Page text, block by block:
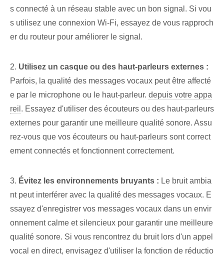
s connecté à un réseau stable avec un bon signal. Si vou
s utilisez une connexion Wi-Fi, essayez de vous rapproch
er du routeur pour améliorer le signal.
2. Utilisez un casque ou des haut-parleurs externes :
Parfois, la qualité des messages vocaux peut être affecté
e par le microphone ou le haut-parleur. depuis votre appa
reil . Essayez d'utiliser des écouteurs ou des haut-parleurs
externes pour garantir une meilleure qualité sonore. Assu
rez-vous que vos écouteurs ou haut-parleurs sont correct
ement connectés et fonctionnent correctement.
3. Évitez les environnements bruyants : Le bruit ambia
nt peut interférer avec la qualité des messages vocaux. E
ssayez d'enregistrer vos messages vocaux dans un envir
onnement calme et silencieux pour garantir une meilleure
qualité sonore. Si vous rencontrez du bruit lors d'un appel
vocal en direct, envisagez d'utiliser la fonction de réductio